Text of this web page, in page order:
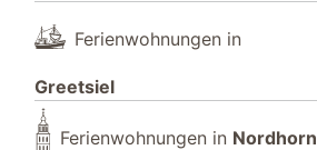
Ferienwohnungen in
Greetsiel
Ferienwohnungen in Nordhorn